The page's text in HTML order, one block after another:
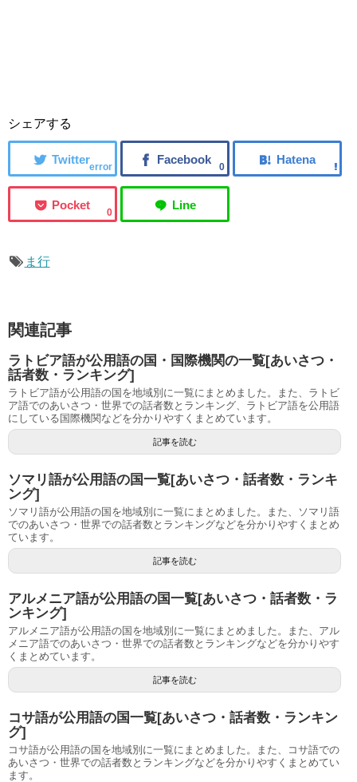
シェアする
error 0
0
ま行
関連記事
ラトビア語が公用語の国・国際機関の一覧[あいさつ・
話者数・ランキング]
ラトビア語が公用語の国を地域別に一覧にまとめました。また、ラトビ
ア語でのあいさつ・世界での話者数とランキング、ラトビア語を公用語
にしている国際機関などを分かりやすくまとめています。
記事を読む
ソマリ語が公用語の国一覧[あいさつ・話者数・ランキ
ング]
ソマリ語が公用語の国を地域別に一覧にまとめました。また、ソマリ語
でのあいさつ・世界での話者数とランキングなどを分かりやすくまとめ
ています。
記事を読む
アルメニア語が公用語の国一覧[あいさつ・話者数・ラ
ンキング]
アルメニア語が公用語の国を地域別に一覧にまとめました。また、アル
メニア語でのあいさつ・世界での話者数とランキングなどを分かりやす
くまとめています。
記事を読む
コサ語が公用語の国一覧[あいさつ・話者数・ランキン
グ]
コサ語が公用語の国を地域別に一覧にまとめました。また、コサ語での
あいさつ・世界での話者数とランキングなどを分かりやすくまとめてい
ます。